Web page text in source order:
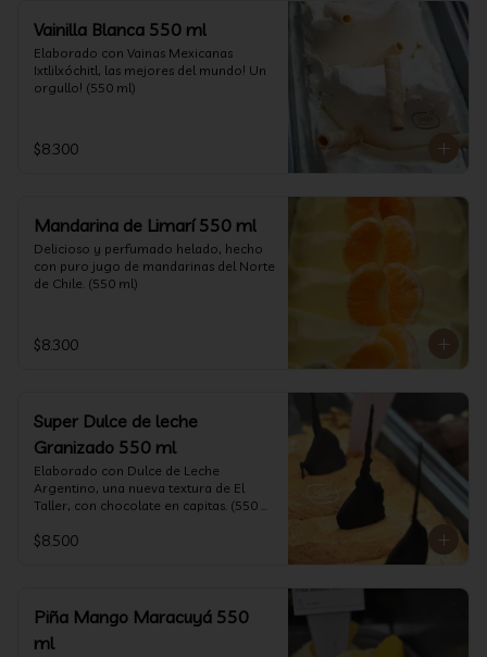
Vainilla Blanca 550 ml
Elaborado con Vainas Mexicanas
Ixtlilxóchitl, las mejores del mundo! Un
orgullo! (550 ml)
$8.300
Mandarina de Limarí 550 ml
Delicioso y perfumado helado, hecho
con puro jugo de mandarinas del Norte
de Chile. (550 ml)
$8.300
Super Dulce de leche
Granizado 550 ml
Elaborado con Dulce de Leche
Argentino, una nueva textura de El
Taller, con chocolate en capitas. (550
$8.500
Piña Mango Maracuyá 550
ml